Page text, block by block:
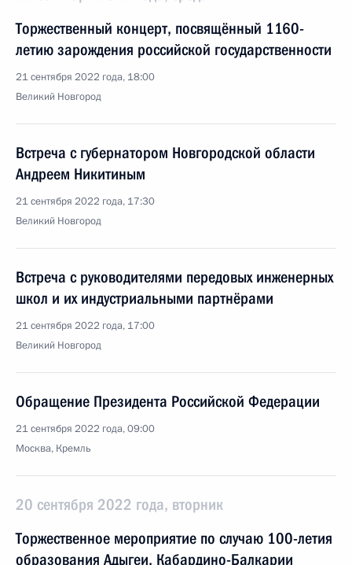
Торжественный концерт, посвящённый 1160-
летию зарождения российской государственности
21 сентября 2022 года, 18:00
Великий Новгород
Встреча с губернатором Новгородской области
Андреем Никитиным
21 сентября 2022 года, 17:30
Великий Новгород
Встреча с руководителями передовых инженерных
школ и их индустриальными партнёрами
21 сентября 2022 года, 17:00
Великий Новгород
Обращение Президента Российской Федерации
21 сентября 2022 года, 09:00
Москва, Кремль
20 сентября 2022 года, вторник
Торжественное мероприятие по случаю 100-летия
образования Адыгеи, Кабардино-Балкарии